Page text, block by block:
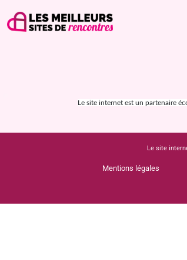
Le site internet est un partenaire
Le site
Mentions légales